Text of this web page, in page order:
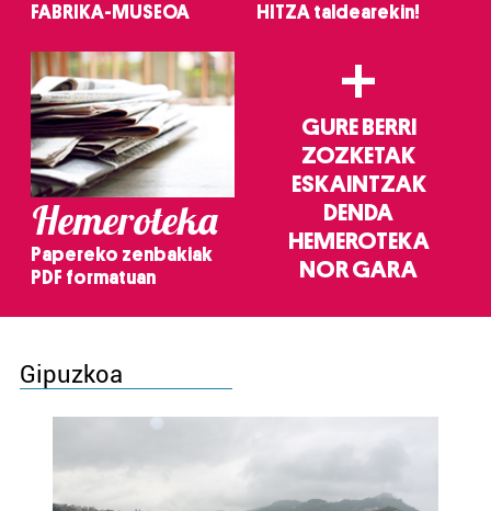
FABRIKA-MUSEOA
HITZA taldearekin!
Hemeroteka
Papereko zenbakiak
PDF formatuan
+
GURE BERRI
ZOZKETAK
ESKAINTZAK
DENDA
HEMEROTEKA
NOR GARA
Gipuzkoa